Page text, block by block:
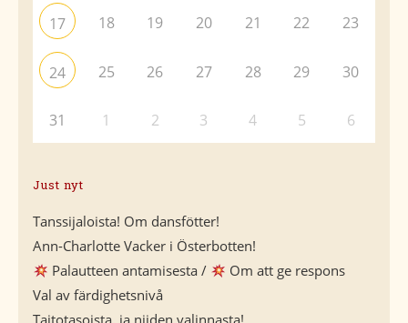
17 18 19 20 21 22 23
24 25 26 27 28 29 30
31 1 2 3 4 5 6
Just nyt
Tanssijaloista! Om dansfötter!
Ann-Charlotte Vacker i Österbotten!
Palautteen antamisesta /
Om att ge respons
Val av färdighetsnivå